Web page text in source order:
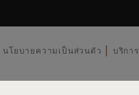
นโยบายความเป็นส่วนตัว บริการ